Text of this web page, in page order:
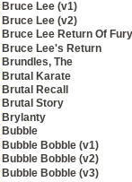
Bruce Lee (v1)
Bruce Lee (v2)
Bruce Lee Return Of Fury
Bruce Lee's Return
Brundles, The
Brutal Karate
Brutal Recall
Brutal Story
Brylanty
Bubble
Bubble Bobble (v1)
Bubble Bobble (v2)
Bubble Bobble (v3)